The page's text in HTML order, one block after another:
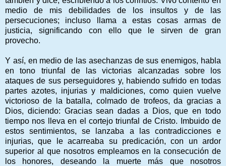
medio de mis debilidades de los insultos y de las
persecuciones; incluso llama a estas cosas armas de
justicia, significando con ello que le sirven de gran
provecho.
Y así, en medio de las asechanzas de sus enemigos, habla
en tono triunfal de las victorias alcanzadas sobre los
ataques de sus perseguidores y, habiendo sufrido en todas
partes azotes, injurias y maldiciones, como quien vuelve
victorioso de la batalla, colmado de trofeos, da gracias a
Dios, diciendo: Gracias sean dadas a Dios, que en todo
tiempo nos lleva en el cortejo triunfal de Cristo. Imbuido de
estos sentimientos, se lanzaba a las contradicciones e
injurias, que le acarreaba su predicación, con un ardor
superior al que nosotros empleamos en la consecución de
los honores, deseando la muerte más que nosotros